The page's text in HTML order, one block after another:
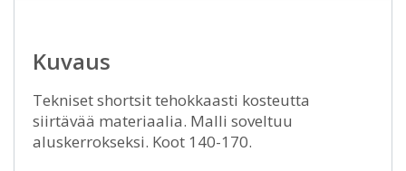
Kuvaus
Tekniset shortsit tehokkaasti kosteutta
siirtävää materiaalia. Malli soveltuu
aluskerrokseksi. Koot 140-170.